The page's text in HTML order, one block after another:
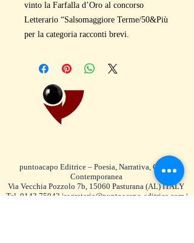
vinto la Farfalla d’Oro al concorso
Letterario “Salsomaggiore Terme/50&Più
per la categoria racconti brevi.
puntoacapo Editrice – Poesia, Narrativa, Critica
Contemporanea
Via Vecchia Pozzolo 7b, 15060 Pasturana (AL) ITALY
Tel.0143 75043|segreteria@puntoacapo-editrice.com|